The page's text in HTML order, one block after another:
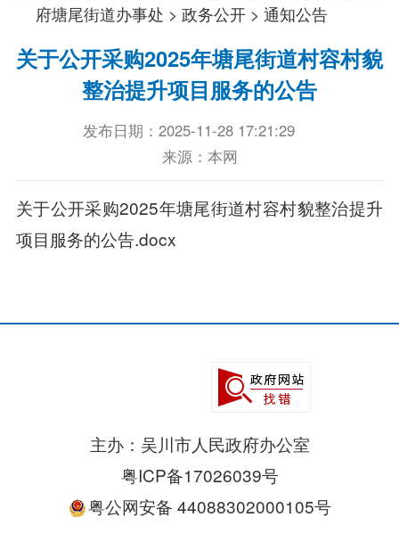
府塘尾街道办事处 >政务公开 >通知公告
关于公开采购2025年塘尾街道村容村貌
整治提升项目服务的公告
发布日期：2025-11-28 17:21:29
来源：本网
关于公开采购2025年塘尾街道村容村貌整治提升
项目服务的公告.docx
主办：吴川市人民政府办公室
粤ICP备17026039号
粤公网安备 44088302000105号